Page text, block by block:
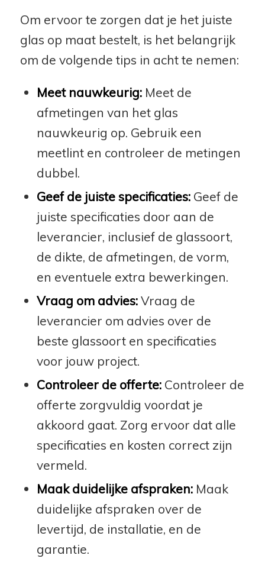
Om ervoor te zorgen dat je het juiste
glas op maat bestelt, is het belangrijk
om de volgende tips in acht te nemen:
Meet nauwkeurig:Meet de
afmetingen van het glas
nauwkeurig op. Gebruik een
meetlint en controleer de metingen
dubbel.
Geef de juiste specificaties:Geef de
juiste specificaties door aan de
leverancier, inclusief de glassoort,
de dikte, de afmetingen, de vorm,
en eventuele extra bewerkingen.
Vraag om advies:Vraag de
leverancier om advies over de
beste glassoort en specificaties
voor jouw project.
Controleer de offerte:Controleer de
offerte zorgvuldig voordat je
akkoord gaat. Zorg ervoor dat alle
specificaties en kosten correct zijn
vermeld.
Maak duidelijke afspraken:Maak
duidelijke afspraken over de
levertijd, de installatie, en de
garantie.